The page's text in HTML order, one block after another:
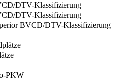
DTV-Klassifizierung
DTV-Klassifizierung
BVCD/DTV-Klassifizierung
PKW